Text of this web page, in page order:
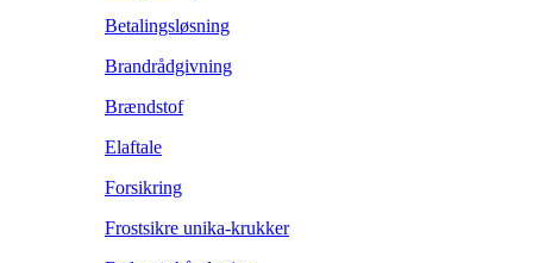
Betalingsløsning
Brandrådgivning
Brændstof
Elaftale
Forsikring
Frostsikre unika-krukker